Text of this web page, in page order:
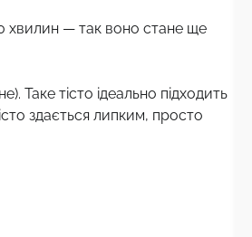
хвилин — так воно стане ще
Таке тісто ідеально підходить
здається липким, просто